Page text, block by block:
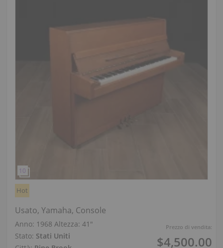
Prezzo di vendita:
$4,500.00
Hot
Usato, Yamaha, Console
Anno: 1968 Altezza: 41″
Stato: Stati Uniti